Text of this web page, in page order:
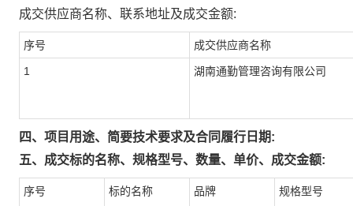
成交供应商名称、联系地址及成交金额:
序号 成交供应商名称
1 湖南通勤管理咨询有限公司
四、项目用途、简要技术要求及合同履行日期:
五、成交标的名称、规格型号、数量、单价、成交金额:
序号 标的名称 品牌 规格型号